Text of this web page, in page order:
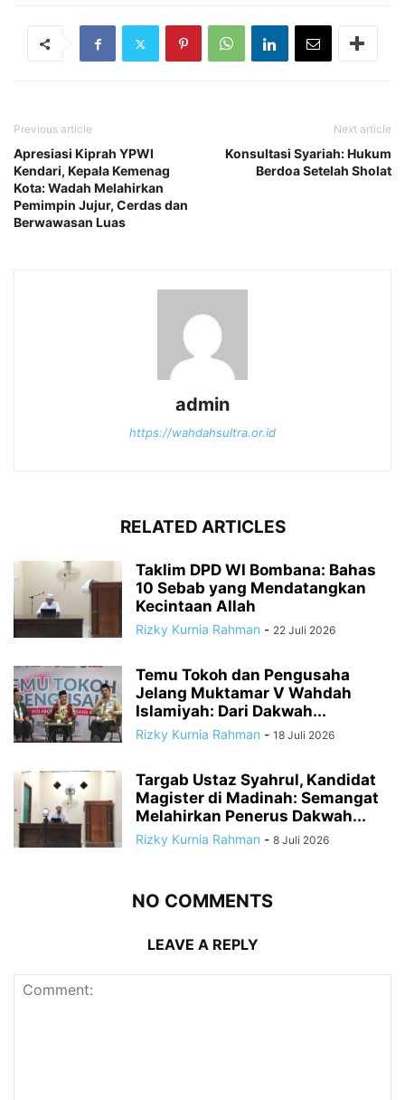
Previous article
Apresiasi Kiprah YPWI
Kendari, Kepala Kemenag
Kota: Wadah Melahirkan
Pemimpin Jujur, Cerdas dan
Berwawasan Luas
Next article
Konsultasi Syariah: Hukum
Berdoa Setelah Sholat
admin
https://wahdahsultra.or.id
RELATED ARTICLES
Taklim DPD WI Bombana: Bahas
10 Sebab yang Mendatangkan
Kecintaan Allah
Rizky Kurnia Rahman - 22 Juli 2026
Temu Tokoh dan Pengusaha
Jelang Muktamar V Wahdah
Islamiyah: Dari Dakwah...
Rizky Kurnia Rahman - 18 Juli 2026
Targab Ustaz Syahrul, Kandidat
Magister di Madinah: Semangat
Melahirkan Penerus Dakwah...
Rizky Kurnia Rahman - 8 Juli 2026
NO COMMENTS
LEAVE A REPLY